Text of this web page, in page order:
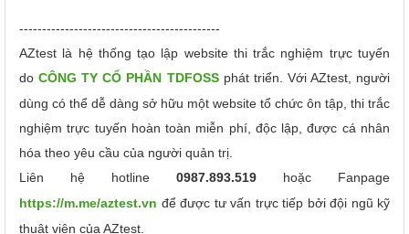
--------------------------------------------
AZtest là hệ thống tạo lập website thi trắc nghiệm trực tuyến
do CÔNG TY CỔ PHẦN TDFOSS phát triển.
Với AZtest, người
dùng có thể dễ dàng sở hữu một website tổ chức ôn tập, thi trắc
nghiệm trực tuyến hoàn toàn miễn phí, độc lập, được cá nhân
hóa theo yêu cầu của người quản trị.
Liên hệ hotline 0987.893.519 hoặc Fanpage
https://m.me/aztest.vn để được tư vấn trực tiếp bởi đội ngũ kỹ
thuật viên của AZtest.